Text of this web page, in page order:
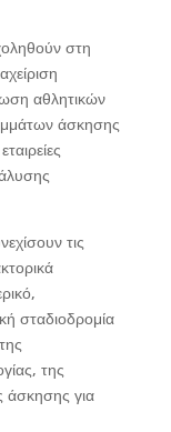
στη
αθλητικών
άσκησης
τις
σταδιοδρομία
της
άσκησης για